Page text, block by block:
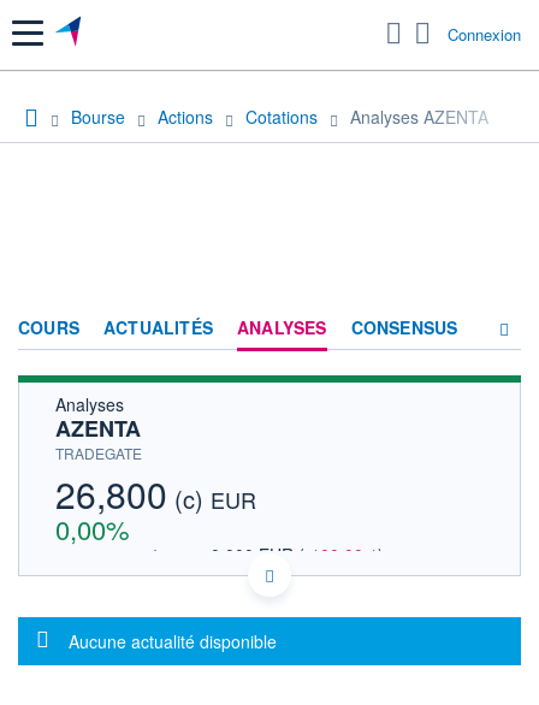
Menu Connexion
Bourse Actions Cotations Analyses AZENTA
COURS ACTUALITÉS ANALYSES CONSENSUS
Analyses
AZENTA
TRADEGATE
26,800 (c) EUR
0,00%
0,000 EUR ( -100,00%)
DONNÉES TEMPS RÉEL
Politique d'exécution
Cotation sur les autres places
Message d'information
Aucune actualité disponible